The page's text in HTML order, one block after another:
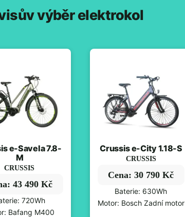
výběr elektrokol
e-Savela 7.8-
M
CRUSSIS
43 490 Kč
720Wh
Bafang M400
Crussis e-City 1.18-S
CRUSSIS
Cena: 30 790 Kč
Baterie: 630Wh
Motor: Bosch Zadní motor